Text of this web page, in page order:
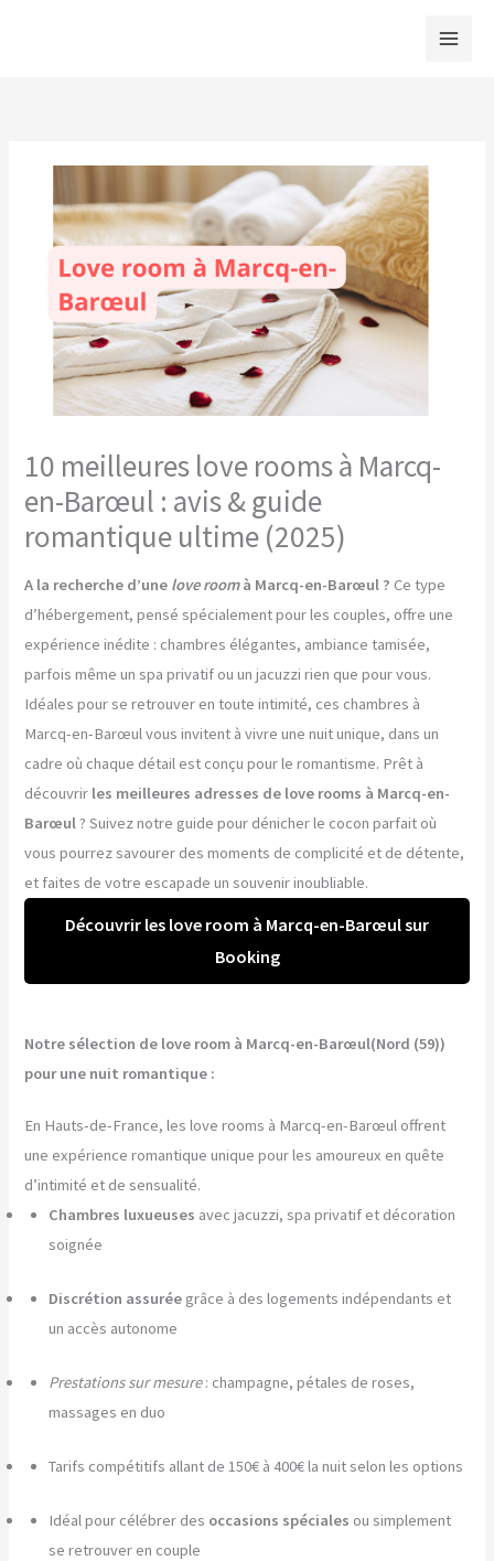
10 meilleures love rooms à Marcq-
en-Barœul : avis & guide
romantique ultime (2025)
A la recherche d’une love roomà Marcq-en-Barœul ? Ce type
d’hébergement, pensé spécialement pour les couples, offre une
expérience inédite : chambres élégantes, ambiance tamisée,
parfois même un spa privatif ou un jacuzzi rien que pour vous.
Idéales pour se retrouver en toute intimité, ces chambres à
Marcq-en-Barœul vous invitent à vivre une nuit unique, dans un
cadre où chaque détail est conçu pour le romantisme. Prêt à
découvrir les meilleures adresses de love rooms à Marcq-en-
Barœul? Suivez notre guide pour dénicher le cocon parfait où
vous pourrez savourer des moments de complicité et de détente,
et faites de votre escapade un souvenir inoubliable.
Découvrir les love room à Marcq-en-Barœul sur
Booking
Notre sélection de love room à Marcq-en-Barœul(Nord (59))
pour une nuit romantique :
En Hauts-de-France, les love rooms à Marcq-en-Barœul offrent
une expérience romantique unique pour les amoureux en quête
d’intimité et de sensualité.
Chambres luxueuses avec jacuzzi, spa privatif et décoration
soignée
Discrétion assurée grâce à des logements indépendants et
un accès autonome
Prestations sur mesure: champagne, pétales de roses,
massages en duo
Tarifs compétitifs allant de 150€ à 400€ la nuit selon les options
Idéal pour célébrer des occasions spéciales ou simplement
se retrouver en couple